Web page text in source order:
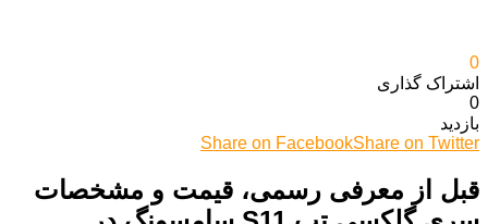
0
اشتراک گذاری‌
0
بازدید
Share on FacebookShare on Twitter
قبل از معرفی رسمی، قیمت و مشخصات